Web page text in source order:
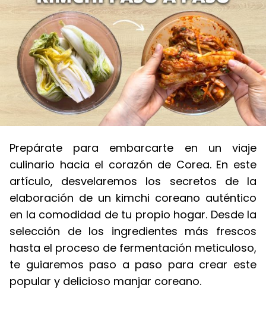
Prepárate para embarcarte en un viaje
culinario hacia el corazón de Corea. En este
artículo, desvelaremos los secretos de la
elaboración de un kimchi coreano auténtico
en la comodidad de tu propio hogar. Desde la
selección de los ingredientes más frescos
hasta el proceso de fermentación meticuloso,
te guiaremos paso a paso para crear este
popular y delicioso manjar coreano.